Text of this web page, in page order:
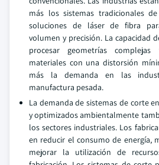
más los sistemas tradicionales
soluciones de láser de fibra
volumen y precisión. La capacidad
procesar geometrías
materiales con una distorsión
más la demanda en las
manufactura pesada.
La demanda de sistemas de corte
y optimizados ambientalmente
los sectores industriales. Los
en reducir el consumo de energía,
mejorar la utilización de